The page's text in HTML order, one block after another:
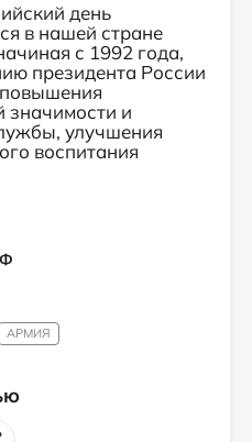
день
в нашей стране
с 1992 года,
президента России
значимости и
улучшения
воспитания
АРМИЯ